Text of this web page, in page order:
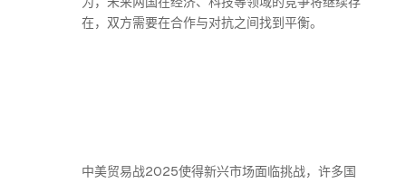
在，双方需要在合作与对抗之间找到平衡。
中美贸易战2025使得新兴市场面临挑战，许多国